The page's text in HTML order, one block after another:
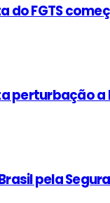
do FGTS
perturbação
pela